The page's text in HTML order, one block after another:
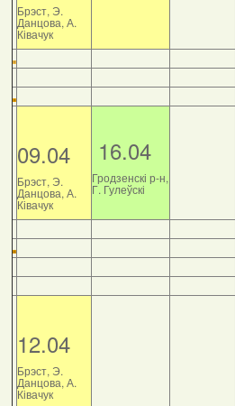
Брэст, Э.
Данцова, А.
Ківачук
09.04
Брэст, Э.
Данцова, А.
Ківачук
16.04
Гродзенскі р-н,
Г. Гулеўскі
12.04
Брэст, Э.
Данцова, А.
Ківачук